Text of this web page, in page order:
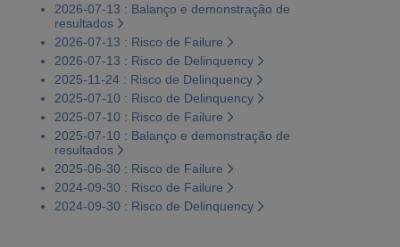
2026-07-13 : Balanço e demonstração de
resultados
2026-07-13 : Risco de Failure
2026-07-13 : Risco de Delinquency
2025-11-24 : Risco de Delinquency
2025-07-10 : Risco de Delinquency
2025-07-10 : Risco de Failure
2025-07-10 : Balanço e demonstração de
resultados
2025-06-30 : Risco de Failure
2024-09-30 : Risco de Failure
2024-09-30 : Risco de Delinquency